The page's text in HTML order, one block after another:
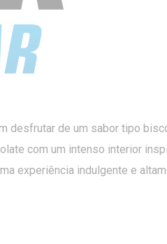
desfrutar de um sabor tipo
com um intenso interior
experiência indulgente e